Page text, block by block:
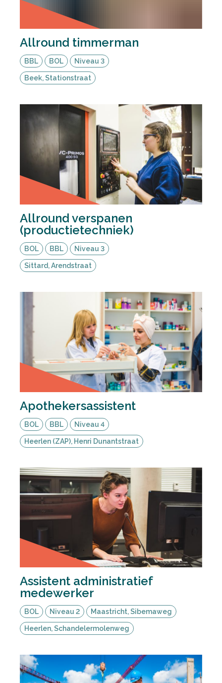
Allround timmerman
BBL BOL Niveau 3
Beek, Stationstraat
Allround verspanen
(productietechniek)
BOL BBL Niveau 3
Sittard, Arendstraat
Apothekersassistent
BOL BBL Niveau 4
Heerlen (ZAP), Henri Dunantstraat
Assistent administratief
medewerker
BOL Niveau 2 Maastricht, Sibemaweg
Heerlen, Schandelermolenweg